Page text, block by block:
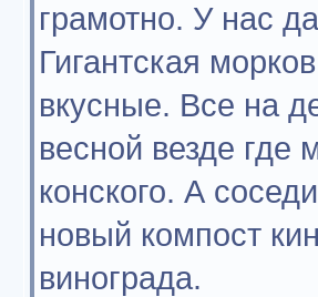
грамотно. У нас
Гигантская
вкусные. Все на
весной везде где
конского. А
новый компост
винограда.